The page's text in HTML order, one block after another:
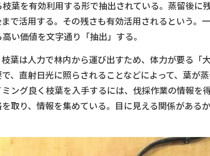
葉を有効利用する形で抽出されている。蒸留後に
で活用する。その残さも有効活用されるという。一
い価値を文字通り「抽出」する。
葉は人力で林内から運び出すため、体力が要る「大
、直射日光に照らされることなどによって、葉が
ング良く枝葉を入手するには、伐採作業の情報を
取り、情報を集めている。目に見える関係があるか